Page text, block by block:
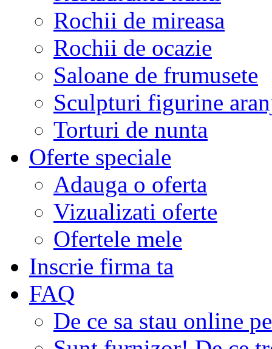
Rochii de mireasa
Rochii de ocazie
Saloane de frumusete
Sculpturi figurine
Torturi de nunta
Oferte speciale
Adauga o oferta
Vizualizati oferte
Ofertele mele
Inscrie firma ta
FAQ
De ce sa stau online